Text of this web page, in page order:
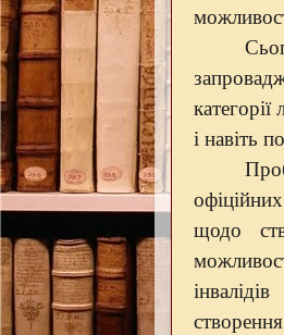
і навіть
щодо